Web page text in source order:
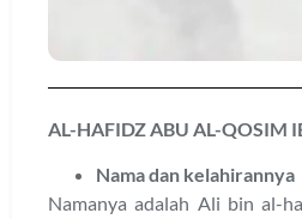
AL-HAFIDZ ABU AL-QOSIM
Nama dan kelahirannya
Namanya adalah Ali bin al-